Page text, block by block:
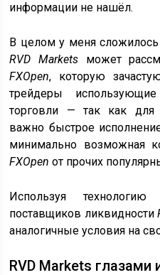
информации не нашёл.
В целом у меня сложилось
RVD Markets может
FXOpen, которую
трейдеры
торговли — так как для
важно быстрое
минимально возможная
FXOpen от прочих
Используя
поставщиков ликвидности
аналогичные условия на
RVD Markets глазами